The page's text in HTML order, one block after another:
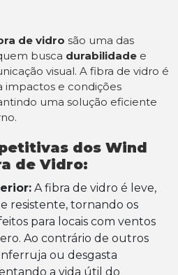
de vidro são uma das
busca durabilidade e
visual. A fibra de vidro é
impactos e condições
uma solução eficiente
dos Wind
de Vidro:
A fibra de vidro é leve,
resistente, tornando os
para locais com ventos
Ao contrário de outros
ou desgasta
a vida útil do